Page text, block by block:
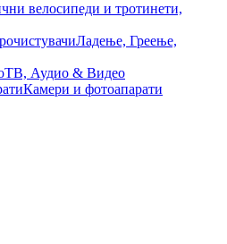
велосипеди и тротинети,
Ладење, Греење,
ТВ, Аудио & Видео
Камери и фотоапарати